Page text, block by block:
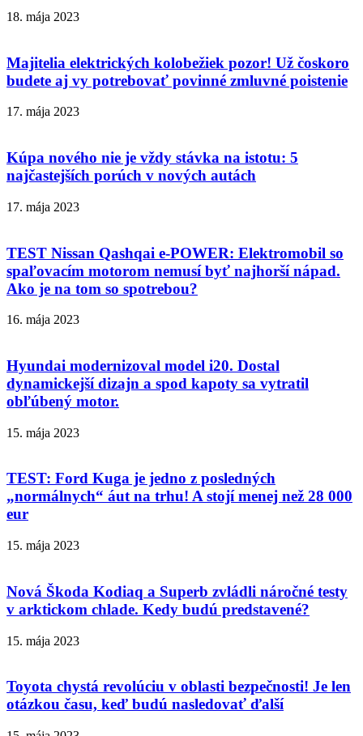
18. mája 2023
Majitelia elektrických kolobežiek pozor! Už čoskoro
budete aj vy potrebovať povinné zmluvné poistenie
17. mája 2023
Kúpa nového nie je vždy stávka na istotu: 5
najčastejších porúch v nových autách
17. mája 2023
TEST Nissan Qashqai e-POWER: Elektromobil so
spaľovacím motorom nemusí byť najhorší nápad.
Ako je na tom so spotrebou?
16. mája 2023
Hyundai modernizoval model i20. Dostal
dynamickejší dizajn a spod kapoty sa vytratil
obľúbený motor.
15. mája 2023
TEST: Ford Kuga je jedno z posledných
„normálnych“ áut na trhu! A stojí menej než 28 000
eur
15. mája 2023
Nová Škoda Kodiaq a Superb zvládli náročné testy
v arktickom chlade. Kedy budú predstavené?
15. mája 2023
Toyota chystá revolúciu v oblasti bezpečnosti! Je len
otázkou času, keď budú nasledovať ďalší